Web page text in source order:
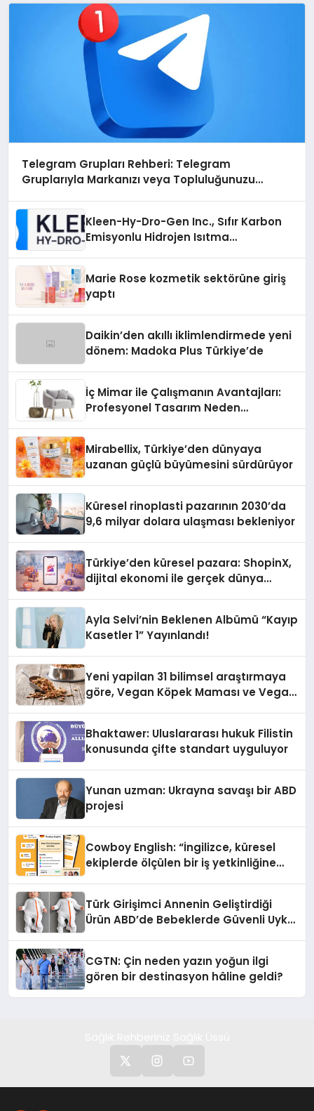
Telegram Grupları Rehberi: Telegram
Gruplarıyla Markanızı veya Topluluğunuzu
Kleen-Hy-Dro-Gen Inc., Sıfır Karbon
Emisyonlu Hidrojen Isıtma
Marie Rose kozmetik sektörüne giriş
yaptı
Daikin’den akıllı iklimlendirmede yeni
dönem: Madoka Plus Türkiye’de
İç Mimar ile Çalışmanın Avantajları:
Profesyonel Tasarım Neden
Mirabellix, Türkiye’den dünyaya
uzanan güçlü büyümesini sürdürüyor
Küresel rinoplasti pazarının 2030’da
9,6 milyar dolara ulaşması bekleniyor
Türkiye’den küresel pazara: ShopinX,
dijital ekonomi ile gerçek dünya
Ayla Selvi’nin Beklenen Albümü “Kayıp
Kasetler 1” Yayınlandı!
Yeni yapilan 31 bilimsel araştırmaya
göre, Vegan Köpek Maması ve Vegan
Bhaktawer: Uluslararası hukuk Filistin
konusunda çifte standart uyguluyor
Yunan uzman: Ukrayna savaşı bir ABD
projesi
Cowboy English: “İngilizce, küresel
ekiplerde ölçülen bir iş yetkinliğine
Türk Girişimci Annenin Geliştirdiği
Ürün ABD’de Bebeklerde Güvenli Uyku
CGTN: Çin neden yazın yoğun ilgi
gören bir destinasyon hâline geldi?